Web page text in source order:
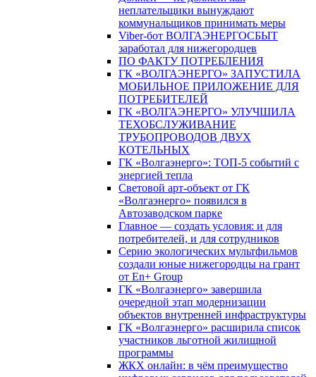
неплательщики вынуждают
коммунальщиков принимать меры
Viber-бот ВОЛГАЭНЕРГОСБЫТ
заработал для нижегородцев
ПО ФАКТУ ПОТРЕБЛЕНИЯ
ГК «ВОЛГАЭНЕРГО» ЗАПУСТИЛА
МОБИЛЬНОЕ ПРИЛОЖЕНИЕ ДЛЯ
ПОТРЕБИТЕЛЕЙ
ГК «ВОЛГАЭНЕРГО» УЛУЧШИЛА
ТЕХОБСЛУЖИВАНИЕ
ТРУБОПРОВОДОВ ДВУХ
КОТЕЛЬНЫХ
ГК «Волгаэнерго»: ТОП-5 событий с
энергией тепла
Световой арт-объект от ГК
«Волгаэнерго» появился в
Автозаводском парке
Главное — создать условия: и для
потребителей, и для сотрудников
Серию экологических мультфильмов
создали юные нижегородцы на грант
от En+ Group
ГК «Волгаэнерго» завершила
очередной этап модернизации
объектов внутренней инфраструктуры
ГК «Волгаэнерго» расширила список
участников льготной жилищной
программы
ЖКХ онлайн: в чём преимущество